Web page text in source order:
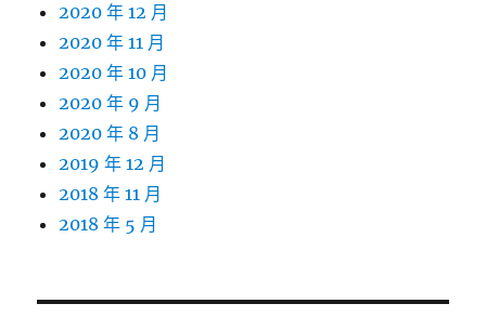
2020 年 12 月
2020 年 11 月
2020 年 10 月
2020 年 9 月
2020 年 8 月
2019 年 12 月
2018 年 11 月
2018 年 5 月